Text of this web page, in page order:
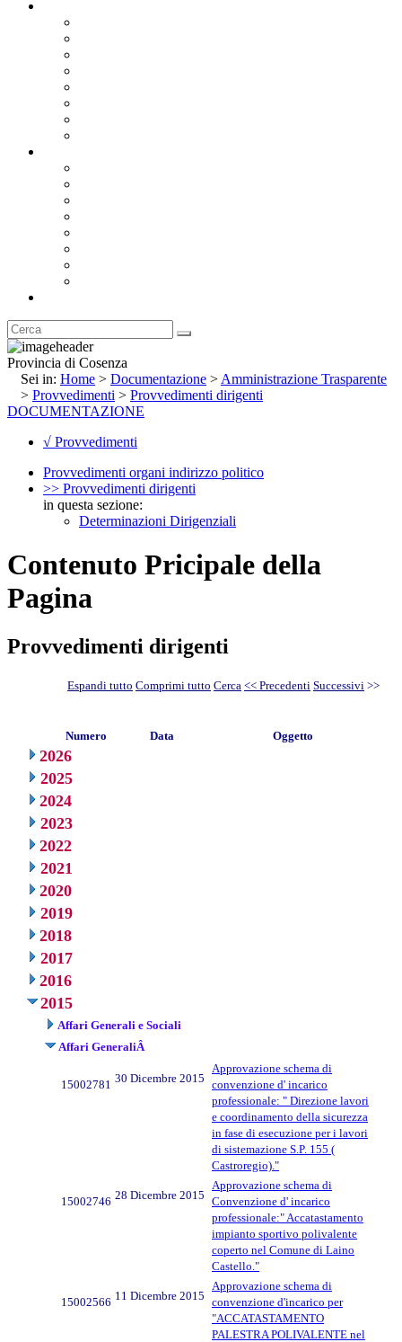
Provincia di Cosenza
Sei in: Home > Documentazione > Amministrazione Trasparente
> Provvedimenti > Provvedimenti dirigenti
DOCUMENTAZIONE
√ Provvedimenti
Provvedimenti organi indirizzo politico
>> Provvedimenti dirigenti
in questa sezione:
Determinazioni Dirigenziali
Contenuto Pricipale della
Pagina
Provvedimenti dirigenti
Espandi tutto Comprimi tutto Cerca << Precedenti Successivi >>
Numero Data Oggetto
2026
2025
2024
2023
2022
2021
2020
2019
2018
2017
2016
2015
Affari Generali e Sociali
Affari GeneraliÂ
15002781 30 Dicembre 2015
Approvazione schema di
convenzione d' incarico
professionale: " Direzione lavori
e coordinamento della sicurezza
in fase di esecuzione per i lavori
di sistemazione S.P. 155 (
Castroregio)."
15002746 28 Dicembre 2015
Approvazione schema di
Convenzione d' incarico
professionale:" Accatastamento
impianto sportivo polivalente
coperto nel Comune di Laino
Castello."
15002566 11 Dicembre 2015
Approvazione schema di
convenzione d'incarico per
"ACCATASTAMENTO
PALESTRA POLIVALENTE nel